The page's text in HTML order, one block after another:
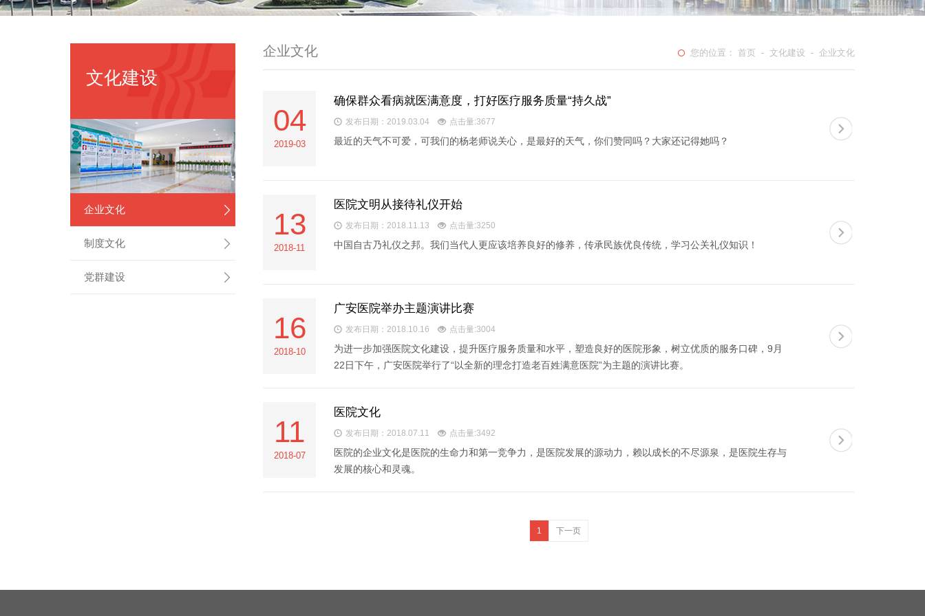
文化建设
企业文化
制度文化
党群建设
企业文化 您的位置： 首页 - 文化建设 - 企业文化
04
2019-03
确保群众看病就医满意度，打好医疗服务质量“持久战”
发布日期：2019.03.04 点击量:3677
最近的天气不可爱，可我们的杨老师说关心，是最好的天气，你们赞同吗？大家还记得她吗？
13
2018-11
医院文明从接待礼仪开始
发布日期：2018.11.13 点击量:3250
中国自古乃礼仪之邦。我们当代人更应该培养良好的修养，传承民族优良传统，学习公关礼仪知识！
16
2018-10
广安医院举办主题演讲比赛
发布日期：2018.10.16 点击量:3004
为进一步加强医院文化建设，提升医疗服务质量和水平，塑造良好的医院形象，树立优质的服务口碑，9月
22日下午，广安医院举行了“以全新的理念打造老百姓满意医院”为主题的演讲比赛。
11
2018-07
医院文化
发布日期：2018.07.11 点击量:3492
医院的企业文化是医院的生命力和第一竞争力，是医院发展的源动力，赖以成长的不尽源泉，是医院生存与
发展的核心和灵魂。
1 下一页